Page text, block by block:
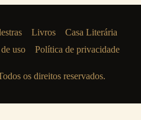
Livros
Casa Literária
uso Política de privacidade
os direitos reservados.